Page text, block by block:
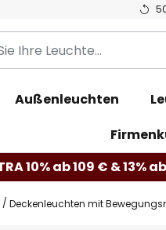
Außenleuchten
10% ab 109 € & 13%
Deckenleuchten mit